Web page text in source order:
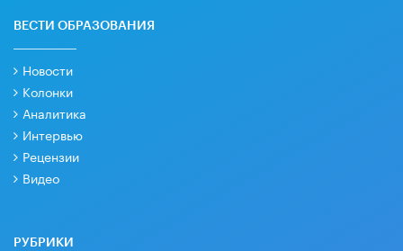
ВЕСТИ ОБРАЗОВАНИЯ
Новости
Колонки
Аналитика
Интервью
Рецензии
Видео
РУБРИКИ